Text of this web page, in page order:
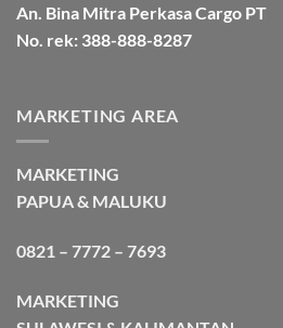
An. Bina Mitra Perkasa Cargo PT
No. rek: 388-888-8287
MARKETING AREA
MARKETING
PAPUA & MALUKU
0821 – 7772 – 7693
MARKETING